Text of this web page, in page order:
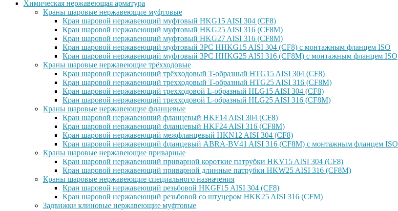
Химическая нержавеющая арматура
Краны шаровые нержавеющие муфтовые
Кран шаровой нержавеющий муфтовый HKG15 AISI 304 (CF8)
Кран шаровой нержавеющий муфтовый HKG25 AISI 316 (CF8M)
Кран шаровой нержавеющий муфтовый HKG27 AISI 316 (CF8M)
Кран шаровой нержавеющий муфтовый 3PC HHKG15 AISI 304 (CF8) с монтажным фланцем ISO
Кран шаровой нержавеющий муфтовый 3PC HHKG25 AISI 316 (CF8M) с монтажным фланцем ISO
Краны шаровые нержавеющие трёхходовые
Кран шаровой нержавеющий трёхходовый T-образный HTG15 AISI 304 (CF8)
Кран шаровой нержавеющий трехходовый T-образный HTG25 AISI 316 (CF8M)
Кран шаровой нержавеющий трехходовой L-образный HLG15 AISI 304 (CF8)
Кран шаровой нержавеющий трехходовой L-образный HLG25 AISI 316 (CF8M)
Краны шаровые нержавеющие фланцевые
Кран шаровой нержавеющий фланцевый HKF14 AISI 304 (CF8)
Кран шаровой нержавеющий фланцевый HKF24 AISI 316 (CF8M)
Кран шаровой нержавеющий межфланцевый HKN12 AISI 304 (CF8)
Кран шаровой нержавеющий фланцевый ABRA-BV41 AISI 316 (CF8M) с монтажным фланцем ISO
Краны шаровые нержавеющие приварные
Кран шаровой нержавеющий приварной короткие патрубки HKV15 AISI 304 (CF8)
Кран шаровой нержавеющий приварной длинные патрубки HKW25 AISI 316 (CF8M)
Краны шаровые нержавеющие специального назначения
Кран шаровой нержавеющий резьбовой HKGF15 AISI 304 (CF8)
Кран шаровой нержавеющий резьбовой со штуцером HKK25 AISI 316 (CFM)
Задвижки клиновые нержавеющие муфтовые